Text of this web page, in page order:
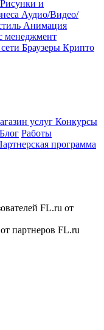
Рисунки и
Аудио/Видео/
Анимация
менеджмент
Браузеры Крипто
услуг Конкурсы
Блог Работы
программа
FL.ru от
партнеров FL.ru